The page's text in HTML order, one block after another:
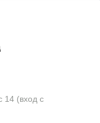
14 (вход с